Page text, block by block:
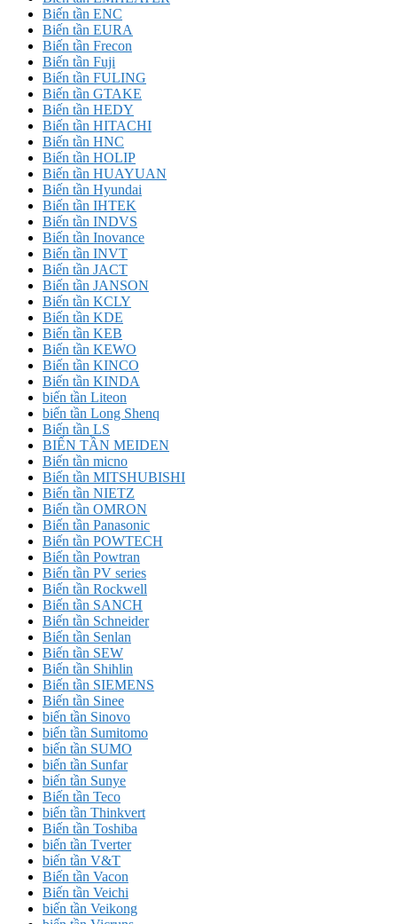
Biến tần ENC
Biến tần EURA
Biến tần Frecon
Biến tần Fuji
Biến tần FULING
Biến tần GTAKE
Biến tần HEDY
Biến tần HITACHI
Biến tần HNC
Biến tần HOLIP
Biến tần HUAYUAN
Biến tần Hyundai
Biến tần IHTEK
Biến tần INDVS
Biến tần Inovance
Biến tần INVT
Biến tần JACT
Biến tần JANSON
Biến tần KCLY
Biến tần KDE
Biến tần KEB
Biến tần KEWO
Biến tần KINCO
Biến tần KINDA
biến tần Liteon
biến tần Long Shenq
Biến tần LS
BIẾN TẦN MEIDEN
Biến tần micno
Biến tần MITSHUBISHI
Biến tần NIETZ
Biến tần OMRON
Biến tần Panasonic
Biến tần POWTECH
Biến tần Powtran
Biến tần PV series
Biến tần Rockwell
Biến tần SANCH
Biến tần Schneider
Biến tần Senlan
Biến tần SEW
Biến tần Shihlin
Biến tần SIEMENS
Biến tần Sinee
biến tần Sinovo
biến tần Sumitomo
biến tần SUMO
biến tần Sunfar
biến tần Sunye
Biến tần Teco
biến tần Thinkvert
Biến tần Toshiba
biến tần Tverter
biến tần V&T
Biến tần Vacon
Biến tần Veichi
biến tần Veikong